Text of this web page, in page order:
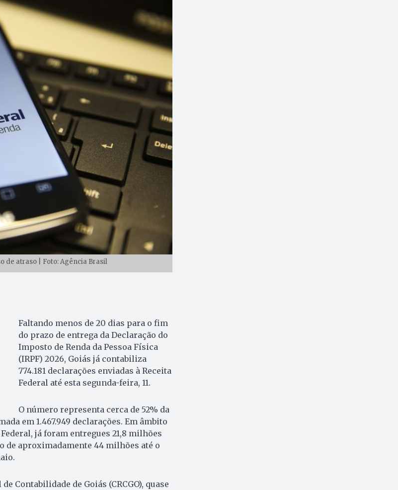
de atraso | Foto: Agência Brasil
Faltando menos de 20 dias para o fim
do prazo de entrega da Declaração do
Imposto de Renda da Pessoa Física
(IRPF) 2026, Goiás já contabiliza
774.181 declarações enviadas à Receita
Federal até esta segunda-feira, 11.
O número representa cerca de 52% da
em 1.467.949 declarações. Em âmbito
já foram entregues 21,8 milhões
de aproximadamente 44 milhões até o
Contabilidade de Goiás (CRCGO), quase